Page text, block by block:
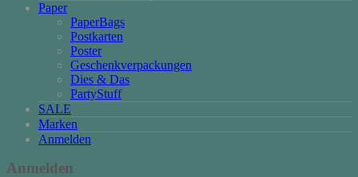
Paper
PaperBags
Postkarten
Poster
Geschenkverpackungen
Dies & Das
PartyStuff
SALE
Marken
Anmelden
Anmelden